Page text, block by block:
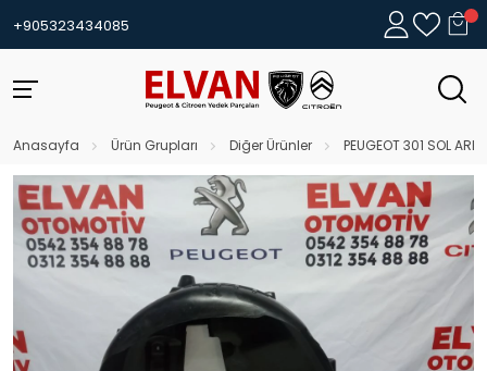
+905323434085
Anasayfa Ürün Grupları Diğer Ürünler PEUGEOT 301 SOL